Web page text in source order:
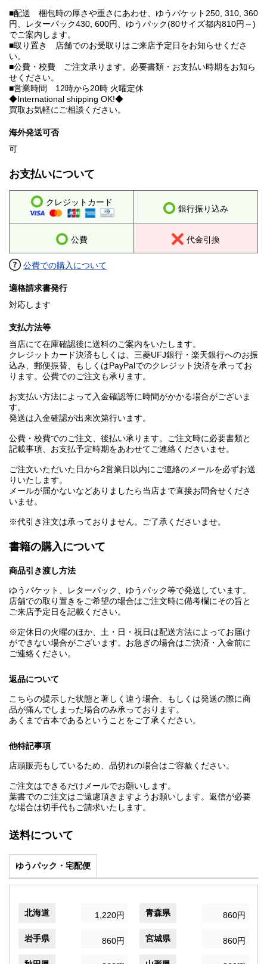
■配送 梱包時の厚さや重さにあわせ、ゆうパケット250, 310, 360
円、レターパック430, 600円、ゆうパック(80サイズ都内810円～)
でご案内します。
■取り置き 店舗でのお受取りはご来店予定日をお知らせくださ
い。
■公費・校費 ご注文承ります。必要書類・お支払い時期をお知ら
せください。
■営業時間 12時から20時 火曜定休
◆International shipping OK!◆
買取お気軽にご相談ください。
海外発送可否
可
お支払いについて
クレジットカード
銀行振り込み
公費 代金引換
公費での購入について
適格請求書発行
対応します
支払方法等
当店にて在庫確認後に送料のご案内をいたします。
クレジットカード決済もしくは、三菱UFJ銀行・楽天銀行へのお振
込み、郵便振替、もしくはPayPalでのクレジット決済を承ってお
ります。公費でのご注文も承ります。
お支払い方法によって入金確認等に時間がかかる場合がございま
す。
発送は入金確認が出来次第行います。
公費・校費でのご注文、後払い承ります。ご注文時に必要書類と
記載事項、お支払予定時期をあわせてご連絡くださいませ。
ご注文いただいた日から2営業日以内にご連絡のメールを必ずお送
りいたします。
メールが届かないなどありましたら当店まで直接お問合せくださ
いませ。
※代引き注文は承っておりません。ご了承くださいませ。
書籍の購入について
商品引き渡し方法
ゆうパケット、レターパック、ゆうパック等で発送しています。
店舗での取り置きをご希望の場合はご注文時に備考欄にその旨と
ご来店予定日を記載ください。
※定休日の火曜のほか、土・日・祝日は配送方法によってお届け
ができない場合がございます。お急ぎの場合はご決済・入金前に
ご連絡ください。
返品について
こちらの提示した状態と著しく違う場合、もしくは発送の際に商
品が痛んでしまった場合のみ承っております。
あくまで古本であるということをご了承ください。
他特記事項
店頭販売もしているため、品切れの場合はご容赦ください。
ご注文はできるだけメールでお願いします。
葉書でのご注文はご遠慮頂きますようお願いします。返信が必要
な場合は切手代もご請求いたします。
送料について
ゆうパック・宅配便
北海道 1,220円 青森県 860円
岩手県 860円 宮城県 860円